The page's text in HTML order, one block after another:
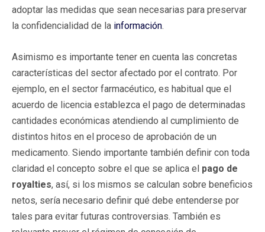
adoptar las medidas que sean necesarias para preservar
la confidencialidad de la información.
Asimismo es importante tener en cuenta las concretas
características del sector afectado por el contrato. Por
ejemplo, en el sector farmacéutico, es habitual que el
acuerdo de licencia establezca el pago de determinadas
cantidades económicas atendiendo al cumplimiento de
distintos hitos en el proceso de aprobación de un
medicamento. Siendo importante también definir con toda
claridad el concepto sobre el que se aplica el pago de
royalties, así, si los mismos se calculan sobre beneficios
netos, sería necesario definir qué debe entenderse por
tales para evitar futuras controversias. También es